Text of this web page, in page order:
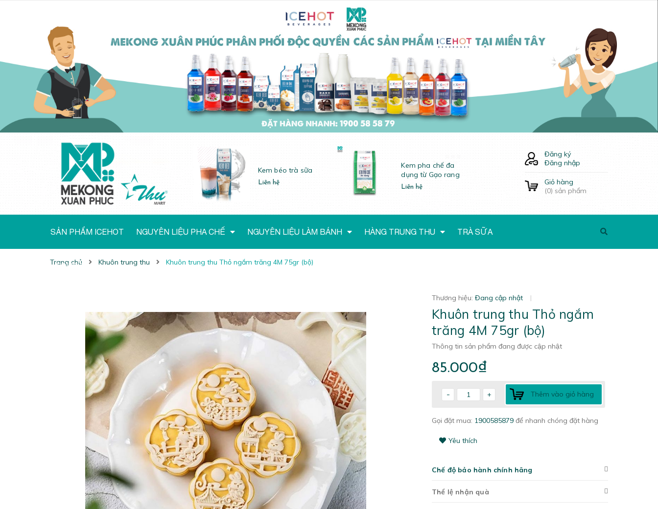
21350
Liên hệ
Kem béo trà sữa
Liên hệ
Kem pha chế đa
dụng từ Gạo rang
Liên hệ
Đăng ký
Đăng nhập
Giỏ hàng
(0) sản phẩm
SẢN PHẨM ICEHOT NGUYÊN LIỆU PHA CHẾ NGUYÊN LIỆU LÀM BÁNH HÀNG TRUNG THU TRÀ SỮA
TIN TỨC
Trang chủ Khuôn trung thu Khuôn trung thu Thỏ ngắm trăng 4M 75gr (bộ)
Thương hiệu: Đang cập nhật |
Khuôn trung thu Thỏ ngắm
trăng 4M 75gr (bộ)
Thông tin sản phẩm đang được cập nhật
85.000₫
- + Thêm vào giỏ hàng
Gọi đặt mua: 1900585879 để nhanh chóng đặt hàng
Yêu thích
Chế độ bảo hành chính hãng
Thể lệ nhận quà